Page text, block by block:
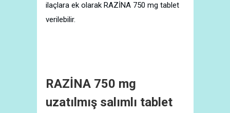
ilaçlara ek olarak RAZİNA 750 mg tablet
verilebilir.
RAZİNA 750 mg
uzatılmış salımlı tablet